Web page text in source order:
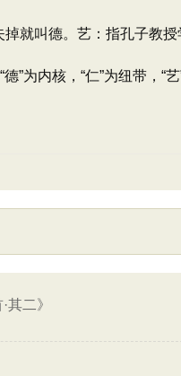
就叫德。艺：指孔子教
”为内核，“仁”为纽带，“
其二》